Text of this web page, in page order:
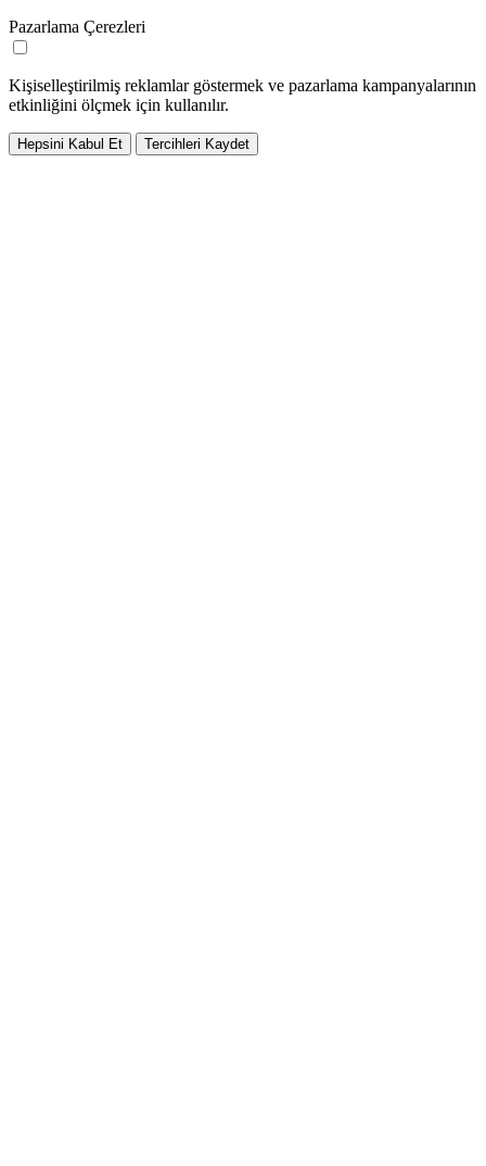
Pazarlama Çerezleri
Kişiselleştirilmiş reklamlar göstermek ve pazarlama kampanyalarının
etkinliğini ölçmek için kullanılır.
Hepsini Kabul Et Tercihleri Kaydet